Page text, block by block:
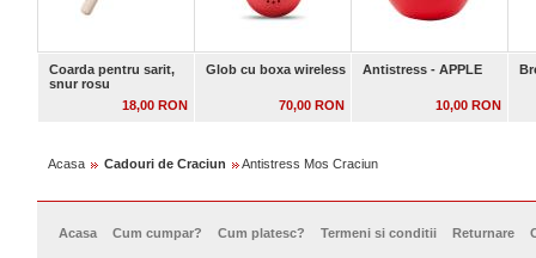
Coarda pentru sarit,
snur rosu
18,00 RON
Glob cu boxa wireless
70,00 RON
Antistress - APPLE
10,00 RON
Acasa Cadouri de Craciun Antistress Mos Craciun
Acasa Cum cumpar? Cum platesc? Termeni si conditii Returnare